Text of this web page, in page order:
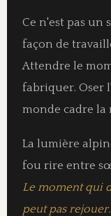
Ce n'est pas un
façon de
Attendre le
fabriquer. Oser
monde cadre la
La lumière
fou rire entre
Le moment qui
peut pas rejouer.